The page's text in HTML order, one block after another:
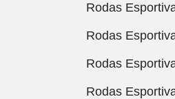
Rodas
Rodas
Rodas
Rodas